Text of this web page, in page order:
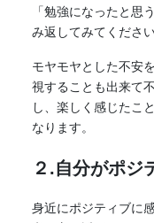
「勉強になったと思
み返してみてください
モヤモヤとした不安
視することも出来て
し、楽しく感じたこ
なります。
２.自分がポジ
身近にポジティブに